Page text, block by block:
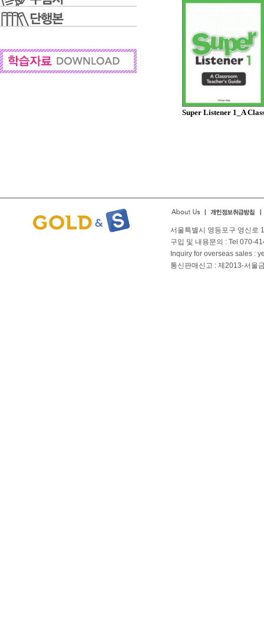
Super Listener 1_A
서울특별시 영등포구 영신로
구입 및 내용문의 : Tel 070-
Inquiry for overseas sales :
통신판매신고 : 제2013-서울